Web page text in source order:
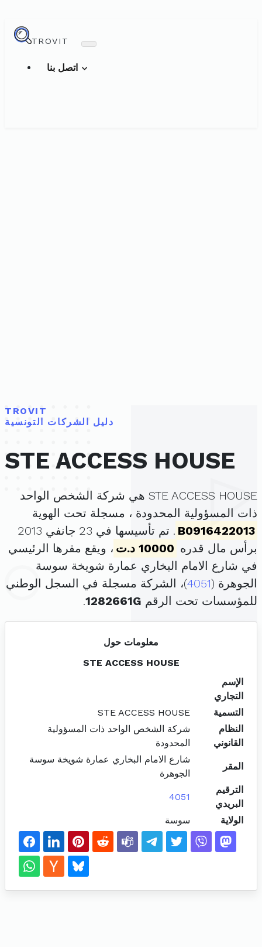
TROVIT
TROVIT
دليل الشركات التونسية
STE ACCESS HOUSE
STE ACCESS HOUSE هي شركة الشخص الواحد
ذات المسؤولية المحدودة ، مسجلة تحت الهوية
B0916422013
. تم تأسيسها في 23 جانفي 2013
برأس مال قدره 10000 د.ت
، ويقع مقرها الرئيسي
في شارع الامام البخاري عمارة شويخة سوسة
الجوهرة (4051)، الشركة مسجلة في السجل الوطني
للمؤسسات تحت الرقم 1282661G
.
معلومات حول
STE ACCESS HOUSE
الإسم
التجاري
التسمية
STE ACCESS HOUSE
النظام
القانوني
شركة الشخص الواحد ذات المسؤولية
المحدودة
المقر
شارع الامام البخاري عمارة شويخة سوسة
الجوهرة
الترقيم
البريدي
4051
الولاية سوسة